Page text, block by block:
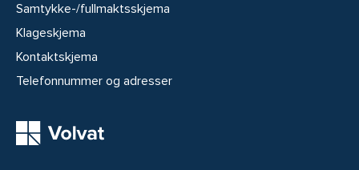
Samtykke-/fullmaktsskjema
Klageskjema
Kontaktskjema
Telefonnummer og adresser